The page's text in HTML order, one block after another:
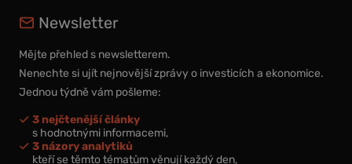
Newsletter
Mějte přehled s newsletterem.
Nenechte si ujít nejnovější zprávy o investicích a ekonomice.
Jednou týdně vám pošleme:
3 nejčtenější články
s hodnotnými informacemi,
3 názory analytiků
kteří se těmto tématům věnují každý den,